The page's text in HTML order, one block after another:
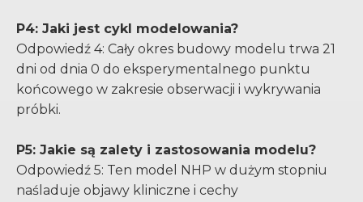
P4: Jaki jest cykl modelowania?
Odpowiedź 4: Cały okres budowy modelu trwa 21
dni od dnia 0 do eksperymentalnego punktu
końcowego w zakresie obserwacji i wykrywania
próbki.
P5: Jakie są zalety i zastosowania modelu?
Odpowiedź 5: Ten model NHP w dużym stopniu
naśladuje objawy kliniczne i cechy